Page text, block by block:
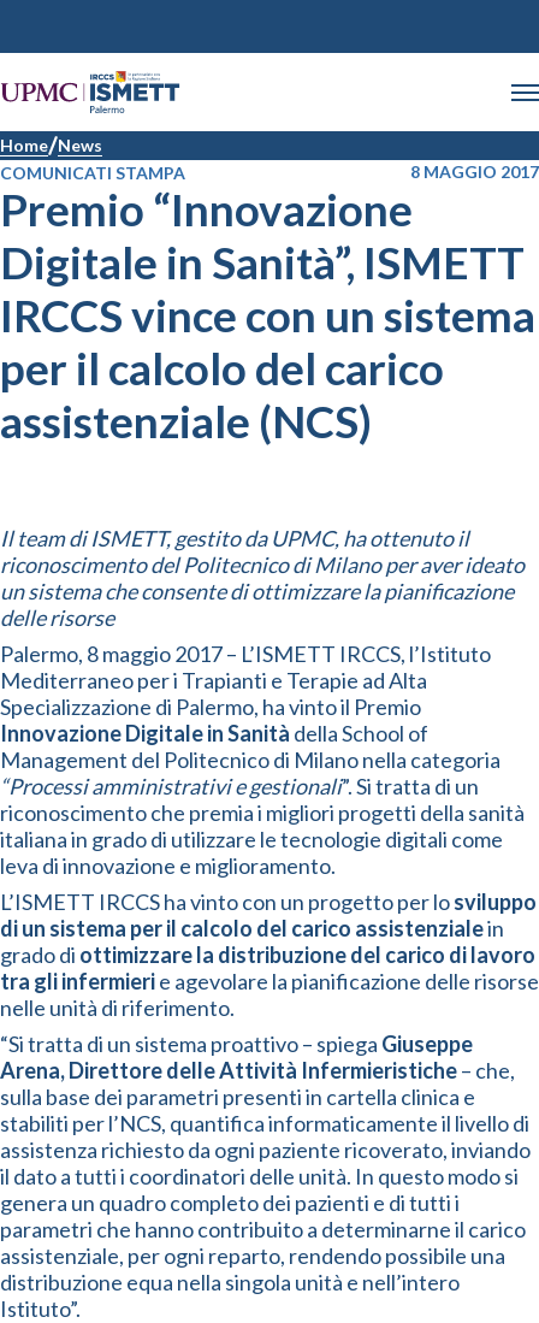
Home News
COMUNICATI STAMPA
8 MAGGIO 2017
Premio “Innovazione
Digitale in Sanità”, ISMETT
IRCCS vince con un sistema
per il calcolo del carico
assistenziale (NCS)
Il team di ISMETT, gestito da UPMC, ha ottenuto il
riconoscimento del Politecnico di Milano per aver ideato
un sistema che consente di ottimizzare la pianificazione
delle risorse
Palermo, 8 maggio 2017 – L’ISMETT IRCCS, l’Istituto
Mediterraneo per i Trapianti e Terapie ad Alta
Specializzazione di Palermo, ha vinto il Premio
Innovazione Digitale in Sanità della School of
Management del Politecnico di Milano nella categoria
“Processi amministrativi e gestionali”. Si tratta di un
riconoscimento che premia i migliori progetti della sanità
italiana in grado di utilizzare le tecnologie digitali come
leva di innovazione e miglioramento.
L’ISMETT IRCCS ha vinto con un progetto per losviluppo
di un sistema per il calcolo del carico assistenzialein
grado di ottimizzare la distribuzione del carico di lavoro
tra gli infermierie agevolare la pianificazione delle risorse
nelle unità di riferimento.
“Si tratta di un sistema proattivo – spiega Giuseppe
Arena, Direttore delle Attività Infermieristiche– che,
sulla base dei parametri presenti in cartella clinica e
stabiliti per l’NCS, quantifica informaticamente il livello di
assistenza richiesto da ogni paziente ricoverato, inviando
il dato a tutti i coordinatori delle unità. In questo modo si
genera un quadro completo dei pazienti e di tutti i
parametri che hanno contribuito a determinarne il carico
assistenziale, per ogni reparto, rendendo possibile una
distribuzione equa nella singola unità e nell’intero
Istituto”.